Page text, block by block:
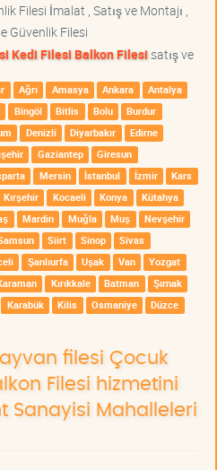
Filesi İmalat , Satış ve Montajı ,
Güvenlik Filesi
Kedi Filesi Balkon Filesisatış ve
Ağrı Amasya Ankara
Antalya
Bingöl Bitlis Bolu
Burdur
Denizli Diyarbakır
Edirne
Gaziantep
Giresun
Mersin İstanbul İzmir
Kars
Kırşehir Kocaeli Konya
Kütahya
Mardin Muğla Muş
Nevşehir
Siirt Sinop
Sivas
Şanlıurfa Uşak Van
Yozgat
Kırıkkale Batman
Şırnak
Karabük Kilis Osmaniye Düzce
filesi Çocuk
Filesi hizmetini
Sanayisi Mahalleleri